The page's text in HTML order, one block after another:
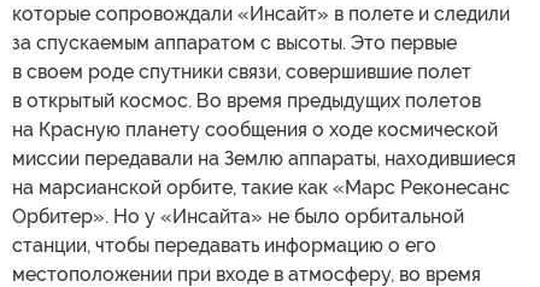
которые сопровождали «Инсайт» в полете и следили
за спускаемым аппаратом с высоты. Это первые
в своем роде спутники связи, совершившие полет
в открытый космос. Во время предыдущих полетов
на Красную планету сообщения о ходе космической
миссии передавали на Землю аппараты, находившиеся
на марсианской орбите, такие как «Марс Реконесанс
Орбитер». Но у «Инсайта» не было орбитальной
станции, чтобы передавать информацию о его
местоположении при входе в атмосферу, во время